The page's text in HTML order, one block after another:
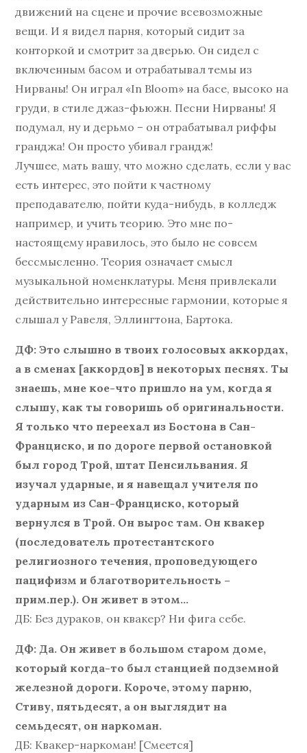
движений на сцене и прочие всевозможные
вещи. И я видел парня, который сидит за
конторкой и смотрит за дверью. Он сидел с
включенным басом и отрабатывал темы из
Нирваны! Он играл «In Bloom» на басе, высоко на
груди, в стиле джаз-фьюжн. Песни Нирваны! Я
подумал, ну и дерьмо – он отрабатывал риффы
гранджа! Он просто убивал грандж!
Лучшее, мать вашу, что можно сделать, если у вас
есть интерес, это пойти к частному
преподавателю, пойти куда-нибудь, в колледж
например, и учить теорию. Это мне по-
настоящему нравилось, это было не совсем
бессмысленно. Теория означает смысл
музыкальной номенклатуры. Меня привлекали
действительно интересные гармонии, которые я
слышал у Равеля, Эллингтона, Бартока.
ДФ: Это слышно в твоих голосовых аккордах,
а в сменах [аккордов] в некоторых песнях. Ты
знаешь, мне кое-что пришло на ум, когда я
слышу, как ты говоришь об оригинальности.
Я только что переехал из Бостона в Сан-
Франциско, и по дороге первой остановкой
был город Трой, штат Пенсильвания. Я
изучал ударные, и я навещал учителя по
ударным из Сан-Франциско, который
вернулся в Трой. Он вырос там. Он квакер
(последователь протестантского
религиозного течения, проповедующего
пацифизм и благотворительность –
прим.пер.). Он живет в этом…
ДБ: Без дураков, он квакер? Ни фига себе.
ДФ: Да. Он живет в большом старом доме,
который когда-то был станцией подземной
железной дороги. Короче, этому парню,
Стиву, пятьдесят, а он выглядит на
семьдесят, он наркоман.
ДБ: Квакер-наркоман! [Смеется]